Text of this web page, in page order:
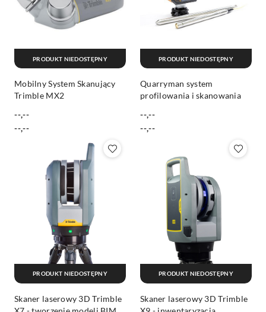
Mobilny System Skanujący
Trimble MX2
Cena:
--,--
Cena:
--,--
PRODUKT NIEDOSTĘPNY
Quarryman system
profilowania i skanowania
Cena:
--,--
Cena:
--,--
PRODUKT NIEDOSTĘPNY
Skaner laserowy 3D Trimble
PRODUKT NIEDOSTĘPNY
Skaner laserowy 3D Trimble
PRODUKT NIEDOSTĘPNY